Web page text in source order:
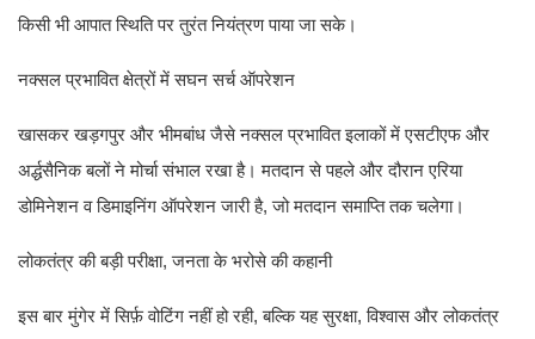
किसी भी आपात स्थिति पर तुरंत नियंत्रण पाया जा सके।
नक्सल प्रभावित क्षेत्रों में सघन सर्च ऑपरेशन
खासकर खड़गपुर और भीमबांध जैसे नक्सल प्रभावित इलाकों में एसटीएफ और
अर्द्धसैनिक बलों ने मोर्चा संभाल रखा है। मतदान से पहले और दौरान एरिया
डोमिनेशन व डिमाइनिंग ऑपरेशन जारी है, जो मतदान समाप्ति तक चलेगा।
लोकतंत्र की बड़ी परीक्षा, जनता के भरोसे की कहानी
इस बार मुंगेर में सिर्फ़ वोटिंग नहीं हो रही, बल्कि यह सुरक्षा, विश्वास और लोकतंत्र